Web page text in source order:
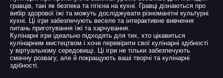
гравців, такі як безпека та гігієна на кухні. Гравці дізнаються про
вибір здорової їжі та можуть досліджувати різноманітні культурні
кухні. Ці ігри забезпечують веселе та інтерактивне вивчення
питань приготування їжі та харчування.
Кулінарні ігри ідеально підходять для тих, хто цікавиться
кулінарним мистецтвом і хоче перевірити свої кулінарні здібності
у віртуальному середовищі. Ці ігри не тільки забезпечують
смачну розвагу, але й покращують ваші творчі та кулінарні
здібності.